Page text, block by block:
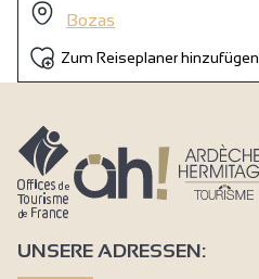
Bozas
Zum Reiseplaner hinzufügen
UNSERE ADRESSEN: